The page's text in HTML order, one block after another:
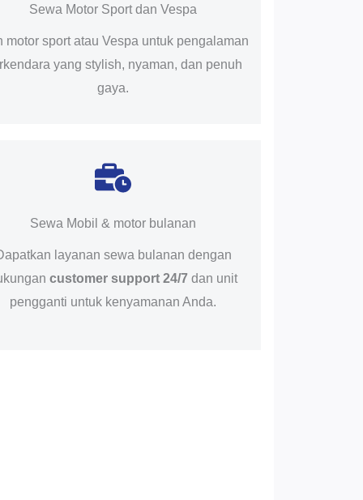
Sewa Motor Sport dan Vespa
motor sport atau Vespa untuk pengalaman
yang stylish, nyaman, dan penuh
gaya.
Sewa Mobil & motor bulanan
layanan sewa bulanan dengan
customer support 24/7 dan unit
pengganti untuk kenyamanan Anda.